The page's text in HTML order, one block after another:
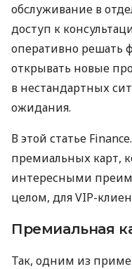
обслуживание в
доступ к
оперативно решать
открывать новые
в нестандартных
ожидания.
В этой статье
премиальных карт,
интересными
целом, для VIP-
Премиальная
Так, одним из